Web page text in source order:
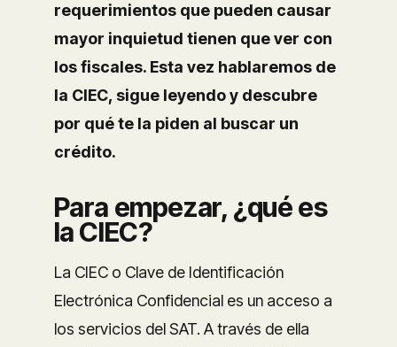
requerimientos que pueden causar
mayor inquietud tienen que ver con
los fiscales. Esta vez hablaremos de
la CIEC, sigue leyendo y descubre
por qué te la piden al buscar un
crédito.
Para empezar, ¿qué es
la CIEC?
La CIEC o Clave de Identificación
Electrónica Confidencial es un acceso a
los servicios del SAT. A través de ella